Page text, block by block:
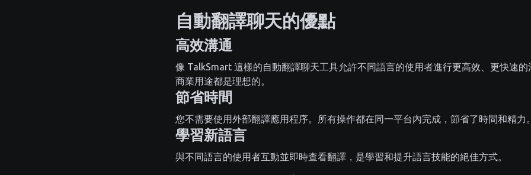
自動翻譯聊天的優點
高效溝通
像 TalkSmart 這樣的自動翻譯聊天工具允許不同語言的使用者進行更高效、更快速
商業用途都是理想的。
節省時間
您不需要使用外部翻譯應用程序。所有操作都在同一平台內完成，節省了時間和精力
學習新語言
與不同語言的使用者互動並即時查看翻譯，是學習和提升語言技能的絕佳方式。